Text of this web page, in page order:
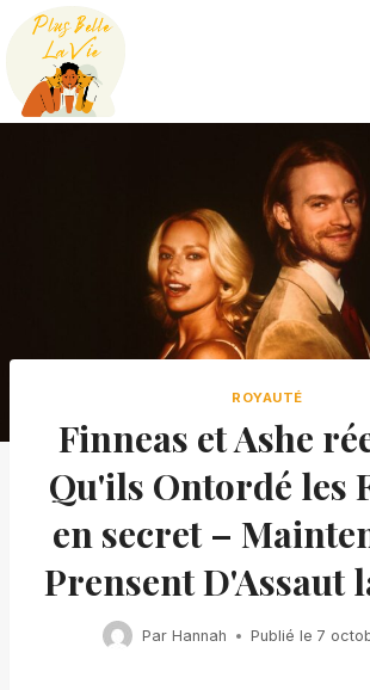
Skip
content
ROYAUTÉ
Finneas et Ashe
Qu'ils Ontordé les
en secret –
Prensent D'Assaut
Par Hannah Publié le 7